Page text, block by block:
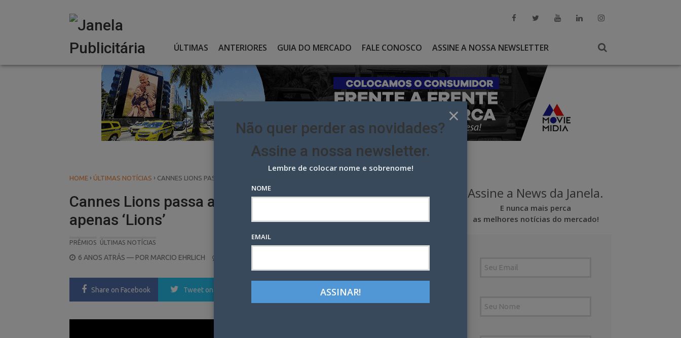
ÚLTIMAS ANTERIORES GUIA DO MERCADO FALE CONOSCO ASSINE A NOSSA NEWSLETTER
HOME › ÚLTIMAS NOTÍCIAS › CANNES LIONS PASSA A FAZER PARTE DE UM NOVO PROJETO: APENAS ‘LIONS’
Cannes Lions passa a fazer parte de um novo projeto:
apenas ‘Lions’
PRÊMIOS ÚLTIMAS NOTÍCIAS
POSTED
6 ANOS ATRÁS — POR MARCIO EHRLICH
Share on Facebook Tweet on Twitter LinkedIn Pinterest
Assine a News da Janela.
E nunca mais perca
as melhores notícias do mercado!
×
Não quer perder as novidades?
Assine a nossa newsletter.
Lembre de colocar nome e sobrenome!
NOME
EMAIL